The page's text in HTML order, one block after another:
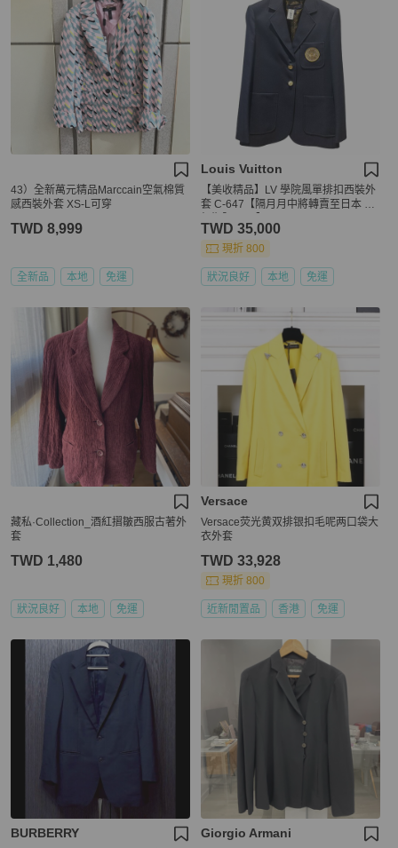
43）全新萬元精品Marccain空氣棉質
感西裝外套 XS-L可穿
TWD 8,999
全新品 本地 免運
Louis Vuitton
【美收精品】LV 學院風單排扣西裝外
套 C-647【隔月月中將轉賣至日本 上
TWD 35,000
現折 800
狀況良好 本地 免運
藏私·Collection_酒紅摺皺西服古著外
套
TWD 1,480
狀況良好 本地 免運
Versace
Versace荧光黄双排银扣毛呢两口袋大
衣外套
TWD 33,928
現折 800
近新閒置品 香港 免運
BURBERRY Giorgio Armani